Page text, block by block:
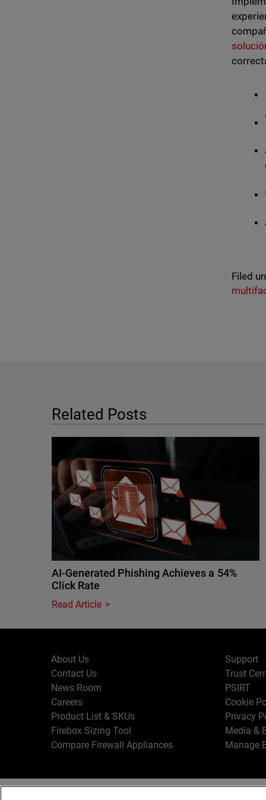
Filed
Related Posts
AI-Generated Phishing Achieves a 54%
Click Rate
Read Article
About Us
Contact Us
News Room
Careers
Product List & SKUs
Firebox Sizing Tool
Compare Firewall Appliances
Support
Trust
PSIRT
Cookie
Privacy
Media &
Manage